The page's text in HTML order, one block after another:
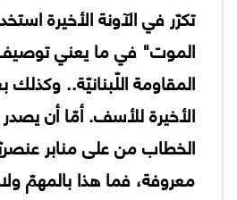
تكرّر في الآونة الأخيرة
الموت" في ما يعني
المقاومة اللّبنانيّة..
الأخيرة للأسف. أمّا أن
الخطاب من على منابر
معروفة، فما هذا بالمهمّ